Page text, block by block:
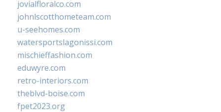
jovialfloralco.com
johnlscotthometeam.com
u-seehomes.com
watersportslagonissi.com
mischieffashion.com
eduwyre.com
retro-interiors.com
theblvd-boise.com
fpet2023.org